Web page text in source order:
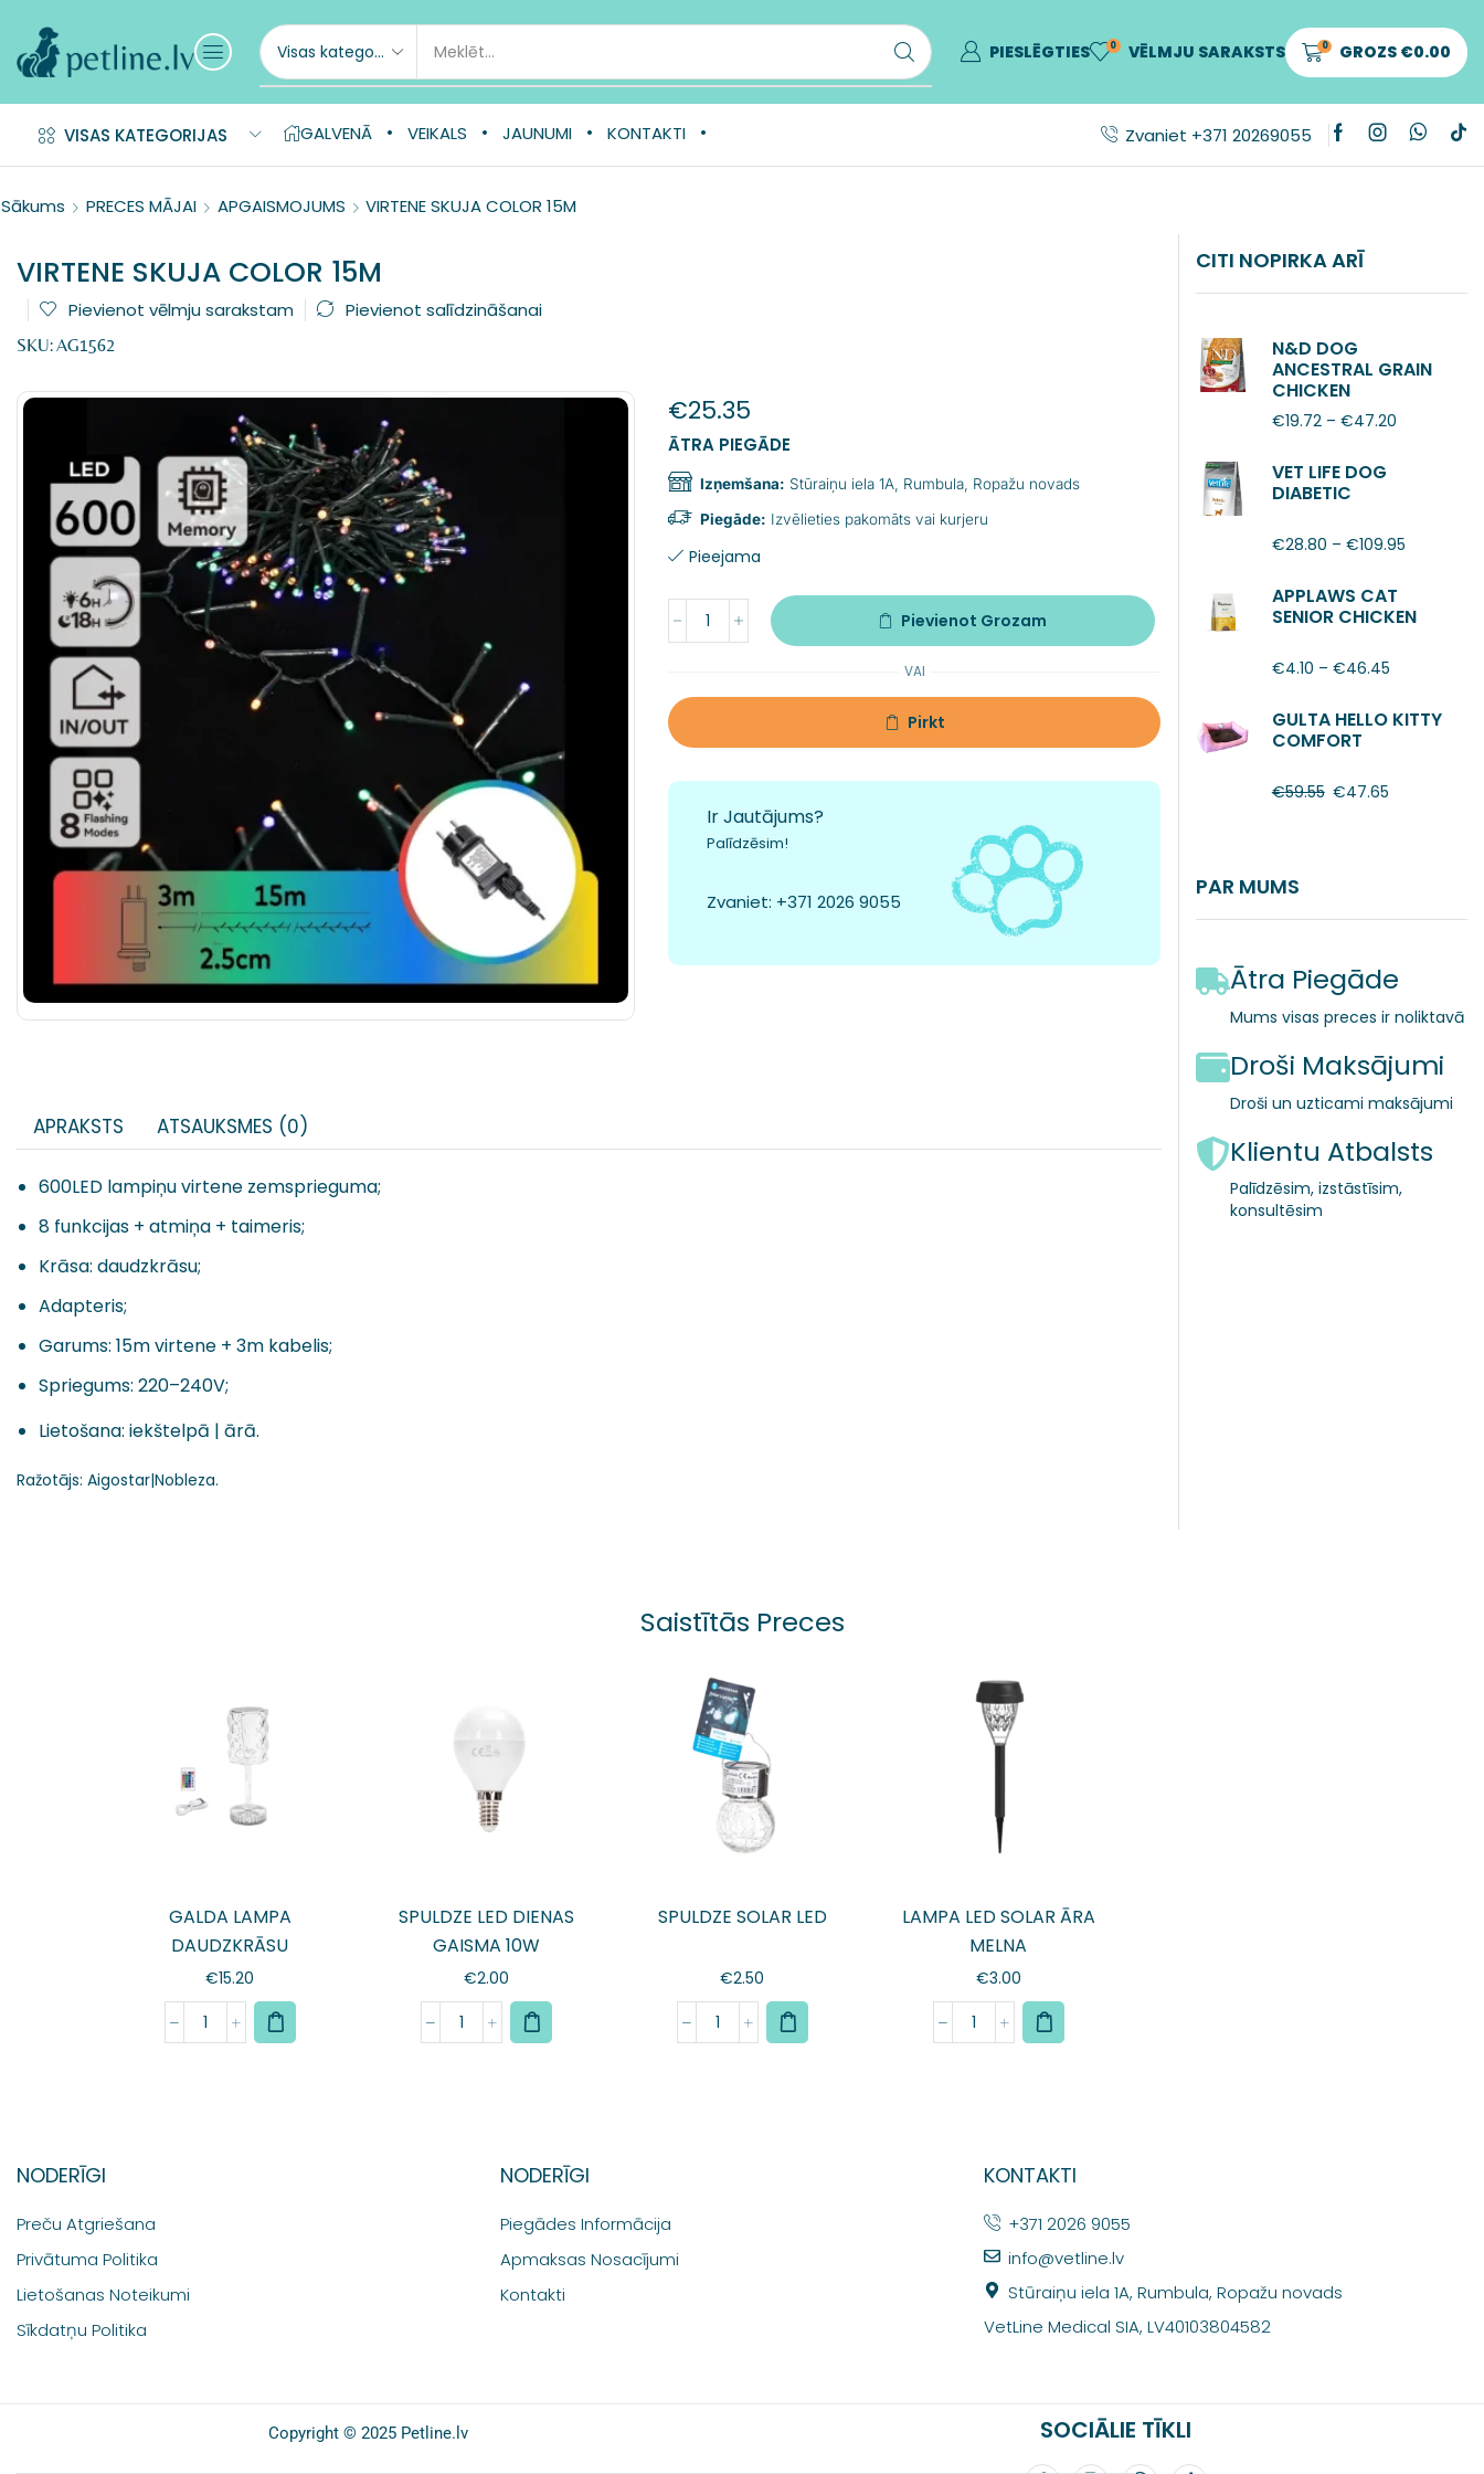
PIESLĒGTIES 0 VĒLMJU SARAKSTS 0 GROZS €0.00
VISAS KATEGORIJAS GALVENĀ VEIKALS JAUNUMI KONTAKTI Zvaniet +371 20269055
Sākums PRECES MĀJAI APGAISMOJUMS VIRTENE SKUJA COLOR 15M
VIRTENE SKUJA COLOR 15M
Pievienot vēlmju sarakstam Pievienot salīdzināšanai
SKU:AG1562
€25.35
ĀTRA PIEGĀDE
Izņemšana: Stūraiņu iela 1A, Rumbula, Ropažu novads
Piegāde: Izvēlieties pakomāts vai kurjeru
Pieejama
Pievienot Grozam
VAI
Pirkt
Ir Jautājums?
Palīdzēsim!
Zvaniet: +371 2026 9055
APRAKSTS ATSAUKSMES (0)
600LED lampiņu virtene zemsprieguma;
8 funkcijas + atmiņa + taimeris;
Krāsa: daudzkrāsu;
Adapteris;
Garums: 15m virtene + 3m kabelis;
Spriegums: 220–240V;
Lietošana: iekštelpā | ārā.
Ražotājs: Aigostar|Nobleza.
CITI NOPIRKA ARĪ
N&D DOG
ANCESTRAL GRAIN
CHICKEN
POMEGRANATE
ADULT MINI
€19.72 – €47.20
VET LIFE DOG
DIABETIC
€28.80 – €109.95
APPLAWS CAT
SENIOR CHICKEN
€4.10 – €46.45
GULTA HELLO KITTY
COMFORT
€59.55 €47.65
PAR MUMS
Ātra Piegāde
Mums visas preces ir noliktavā
Droši Maksājumi
Droši un uzticami maksājumi
Klientu Atbalsts
Palīdzēsim, izstāstīsim,
konsultēsim
Saistītās Preces
GALDA LAMPA
DAUDZKRĀSU
€15.20
SPULDZE LED DIENAS
GAISMA 10W
€2.00
SPULDZE SOLAR LED
€2.50
LAMPA LED SOLAR ĀRA
MELNA
€3.00
NODERĪGI
Preču Atgriešana
Privātuma Politika
Lietošanas Noteikumi
Sīkdatņu Politika
NODERĪGI
Piegādes Informācija
Apmaksas Nosacījumi
Kontakti
KONTAKTI
+371 2026 9055
info@vetline.lv
Stūraiņu iela 1A, Rumbula, Ropažu novads
VetLine Medical SIA, LV40103804582
Copyright © 2025 Petline.lv SOCIĀLIE TĪKLI